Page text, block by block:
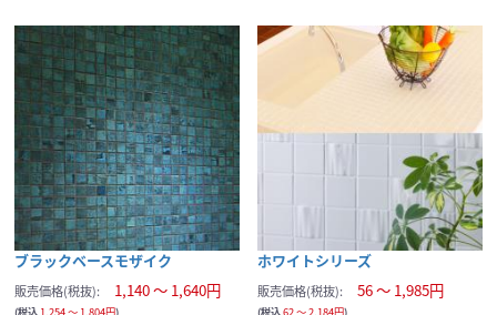
ブラックベースモザイク
販売価格(税抜): 1,140 ～ 1,640円
ホワイトシリーズ
販売価格(税抜): 56 ～ 1,985円